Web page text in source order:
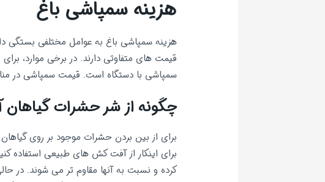
هزینه سمپاشی باغ
هزینه سمپاشی باغ به عوامل مختلفی بستگی
قیمت های متفاوتی دارند. در برخی موارد،
سمپاشی با دستگاه است. قیمت سمپاشی در
چگونه از شر حشرات گیاهان
برای از بین بردن حشرات موجود بر روی
برای اینکار از آفت کش های طبیعی
کرده و نسبت به آنها مقاوم تر می شوند. در